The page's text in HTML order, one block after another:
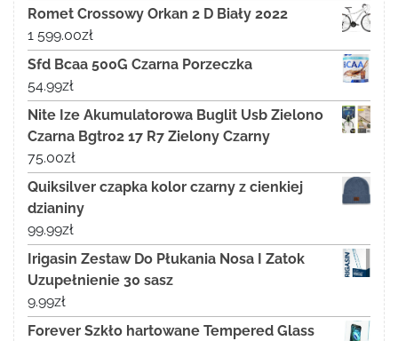
Romet Crossowy Orkan 2 D Biały 2022
1 599.00zł
Sfd Bcaa 500G Czarna Porzeczka
54.99zł
Nite Ize Akumulatorowa Buglit Usb Zielono
Czarna Bgtr02 17 R7 Zielony Czarny
75.00zł
Quiksilver czapka kolor czarny z cienkiej
dzianiny
99.99zł
Irigasin Zestaw Do Płukania Nosa I Zatok
Uzupełnienie 30 sasz
9.99zł
Forever Szkło hartowane Tempered Glass